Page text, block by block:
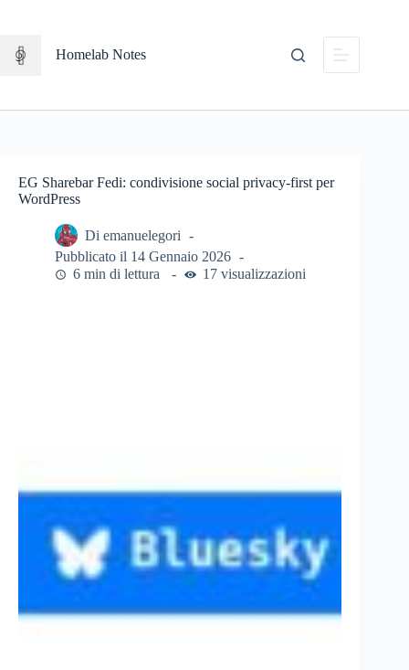
Homelab Notes
EG Sharebar Fedi: condivisione social privacy-first per
WordPress
Di emanuelegori
Pubblicato il 14 Gennaio 2026
6 min di lettura
17 visualizzazioni